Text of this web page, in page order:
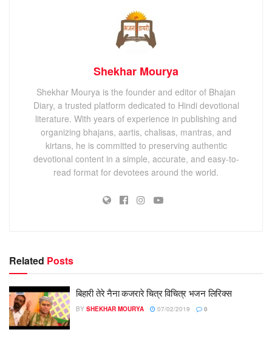
Shekhar Mourya
Shekhar Mourya is the founder and editor of Bhajan
Diary, a trusted platform dedicated to Hindi devotional
literature. With years of experience in publishing and
organizing bhajans, aartis, chalisas, mantras, and
kirtans, he is committed to preserving authentic
devotional content in a simple, accurate, and easy-to-
read format for devotees around the world.
Related Posts
बिहारी तेरे नैना कजरारे चित्र विचित्र भजन लिरिक्स
BY SHEKHAR MOURYA 07/02/2019 0